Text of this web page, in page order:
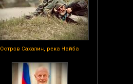
Остров Сахалин, река Найба